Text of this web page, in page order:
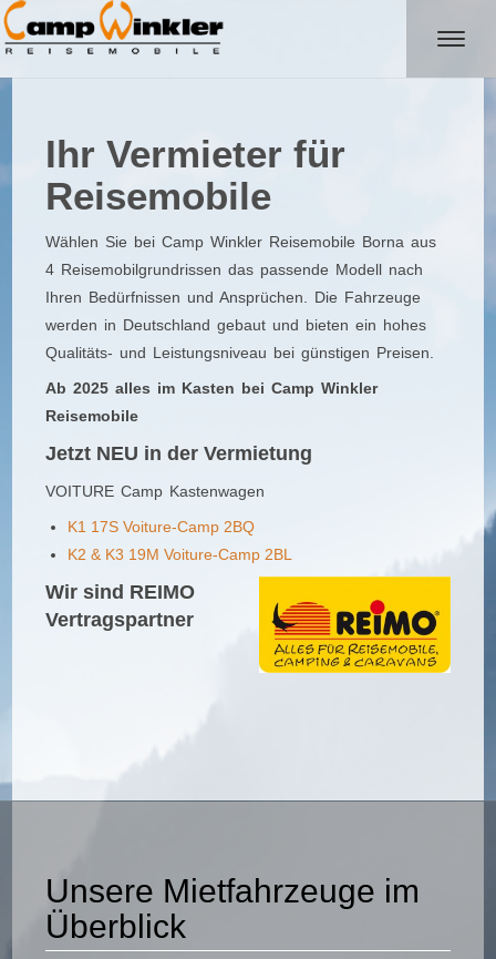
Ihr Vermieter für
Reisemobile
Wählen Sie bei Camp Winkler Reisemobile Borna aus
4 Reisemobilgrundrissen das passende Modell nach
Ihren Bedürfnissen und Ansprüchen. Die Fahrzeuge
werden in Deutschland gebaut und bieten ein hohes
Qualitäts- und Leistungsniveau bei günstigen Preisen.
Ab 2025 alles im Kasten bei Camp Winkler
Reisemobile
Jetzt NEU in der Vermietung
VOITURE Camp Kastenwagen
K1 17S Voiture-Camp 2BQ
K2 & K3 19M Voiture-Camp 2BL
Wir sind REIMO
Vertragspartner
Unsere Mietfahrzeuge im
Überblick